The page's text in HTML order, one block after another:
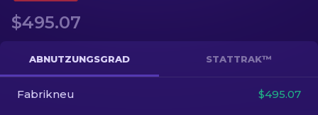
Handschuh
Kisten
Andere
$495.07
ABNUTZUNGSGRAD STATTRAK™
Fabrikneu $495.07